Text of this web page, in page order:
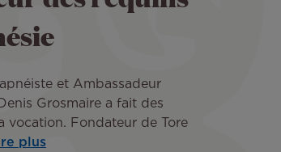
et Ambassadeur
Grosmaire a fait des
vocation. Fondateur de Tore
plus